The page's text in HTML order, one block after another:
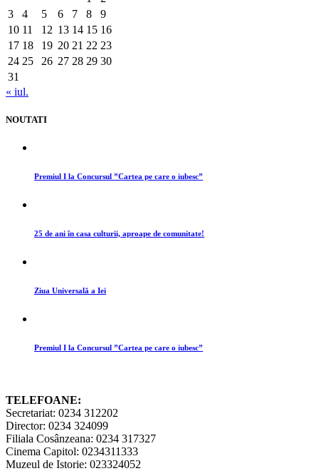
3
4 5 6 7 8
9
10 11 12 13 14 15 16
17 18 19 20 21 22 23
24 25 26 27 28 29 30
31
« iul.
NOUTATI
Premiul I la Concursul ”Cartea pe care o iubesc”
25 de ani în casa culturii, aproape de comunitate!
Ziua Universală a Iei
Premiul I la Concursul ”Cartea pe care o iubesc”
TELEFOANE:
Secretariat: 0234 312202
Director: 0234 324099
Filiala Cosânzeana: 0234 317327
Cinema Capitol: 0234311333
Muzeul de Istorie: 023324052